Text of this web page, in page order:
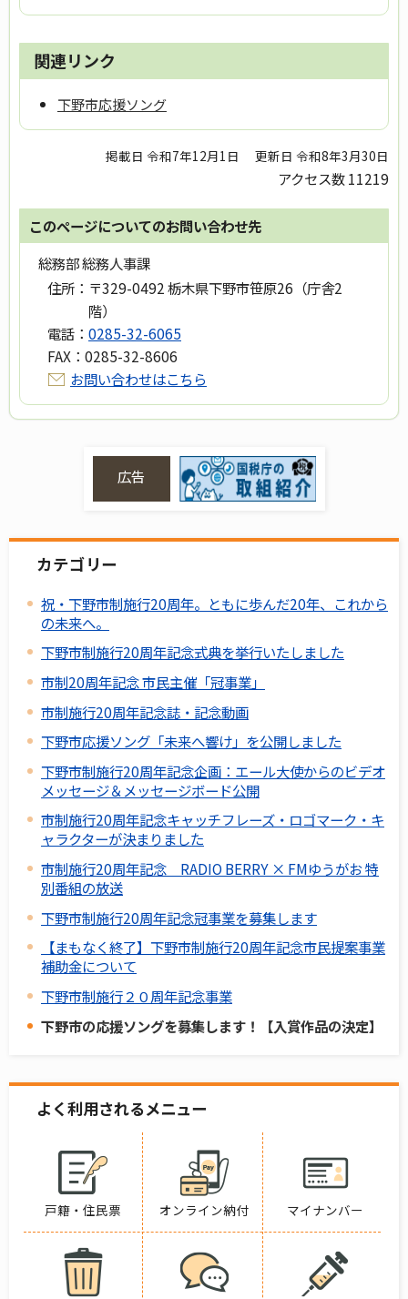
関連リンク
下野市応援ソング
掲載日 令和7年12月1日 更新日 令和8年3月30日
アクセス数11219
このページについてのお問い合わせ先
総務部 総務人事課
住所： 〒329-0492 栃木県下野市笹原26（庁舎2
階）
電話： 0285-32-6065
FAX： 0285-32-8606
お問い合わせはこちら
広告
カテゴリー
祝・下野市制施行20周年。ともに歩んだ20年、これから
の未来へ。
下野市制施行20周年記念式典を挙行いたしました
市制20周年記念 市民主催「冠事業」
市制施行20周年記念誌・記念動画
下野市応援ソング「未来へ響け」を公開しました
下野市制施行20周年記念企画：エール大使からのビデオ
メッセージ＆メッセージボード公開
市制施行20周年記念キャッチフレーズ・ロゴマーク・キ
ャラクターが決まりました
市制施行20周年記念 RADIO BERRY × FMゆうがお 特
別番組の放送
下野市制施行20周年記念冠事業を募集します
【まもなく終了】下野市制施行20周年記念市民提案事業
補助金について
下野市制施行２０周年記念事業
下野市の応援ソングを募集します！【入賞作品の決定】
よく利用されるメニュー
戸籍・住民票 オンライン納付 マイナンバー